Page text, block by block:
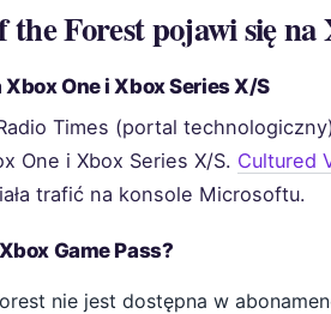
the Forest pojawi się na
One i Xbox Series X/S
Times (portal
One i Xbox Series X/S. Cultured
trafić na konsole Microsoftu.
Game Pass?
nie jest dostępna w